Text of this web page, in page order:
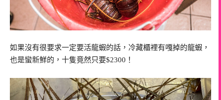
如果沒有很要求一定要活龍蝦的話，冷藏櫃裡有嘎掉的龍蝦，
也是蠻新鮮的，十隻竟然只要$2300！